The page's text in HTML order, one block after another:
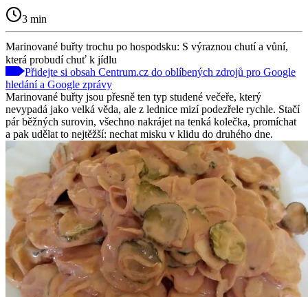
3 min
Marinované buřty trochu po hospodsku: S výraznou chutí a vůní,
která probudí chuť k jídlu
Přidejte si obsah Centrum.cz do oblíbených zdrojů pro Google
hledání a Google zprávy
Marinované buřty jsou přesně ten typ studené večeře, který
nevypadá jako velká věda, ale z lednice mizí podezřele rychle. Stačí
pár běžných surovin, všechno nakrájet na tenká kolečka, promíchat
a pak udělat to nejtěžší: nechat misku v klidu do druhého dne.